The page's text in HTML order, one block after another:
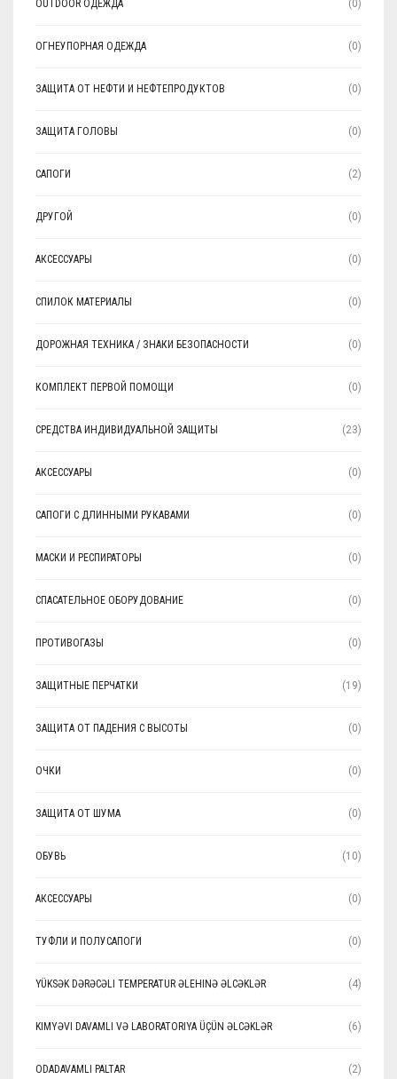
OUTDOOR ОДЕЖДА (0)
ОГНЕУПОРНАЯ ОДЕЖДА (0)
ЗАЩИТА ОТ НЕФТИ И НЕФТЕПРОДУКТОВ (0)
ЗАЩИТА ГОЛОВЫ (0)
САПОГИ (2)
ДРУГОЙ (0)
АКСЕССУАРЫ (0)
СПИЛОК МАТЕРИАЛЫ (0)
ДОРОЖНАЯ ТЕХНИКА / ЗНАКИ БЕЗОПАСНОСТИ (0)
КОМПЛЕКТ ПЕРВОЙ ПОМОЩИ (0)
СРЕДСТВА ИНДИВИДУАЛЬНОЙ ЗАЩИТЫ (23)
АКСЕССУАРЫ (0)
САПОГИ С ДЛИННЫМИ РУКАВАМИ (0)
МАСКИ И РЕСПИРАТОРЫ (0)
СПАСАТЕЛЬНОЕ ОБОРУДОВАНИЕ (0)
ПРОТИВОГАЗЫ (0)
ЗАЩИТНЫЕ ПЕРЧАТКИ (19)
ЗАЩИТА ОТ ПАДЕНИЯ С ВЫСОТЫ (0)
ОЧКИ (0)
ЗАЩИТА ОТ ШУМА (0)
ОБУВЬ (10)
АКСЕССУАРЫ (0)
ТУФЛИ И ПОЛУСАПОГИ (0)
YÜKSƏK DƏRƏCƏLI TEMPERATUR ƏLEHINƏ ƏLCƏKLƏR (4)
KIMYƏVI DAVAMLI VƏ LABORATORIYA ÜÇÜN ƏLCƏKLƏR (6)
ODADAVAMLI PALTAR (2)